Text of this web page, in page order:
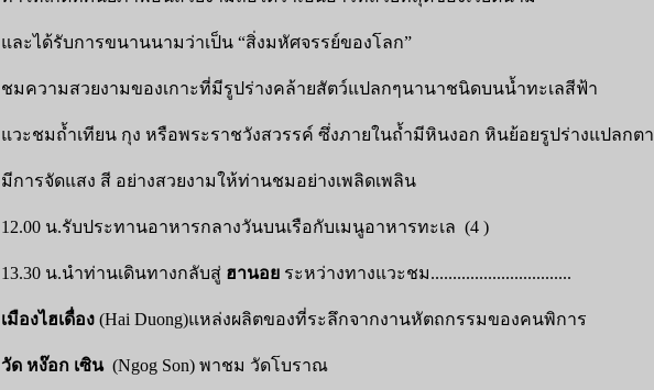
และได้รับการขนานนามว่าเป็น “สิ่งมหัศจรรย์ของโลก”
ชมความสวยงามของเกาะที่มีรูปร่างคล้ายสัตว์แปลกๆนานาชนิดบนน้ำทะเลสีฟ้า
แวะชมถ้ำเทียน กุง หรือพระราชวังสวรรค์ ซึ่งภายในถ้ำมีหินงอก หินย้อยรูปร่างแปลกตา
มีการจัดแสง สี อย่างสวยงามให้ท่านชมอย่างเพลิดเพลิน
12.00 น.รับประทานอาหารกลางวันบนเรือกับเมนูอาหารทะเล (4 )
13.30 น.นำท่านเดินทางกลับสู่ ฮานอย ระหว่างทางแวะชม................................
เมืองไฮเดื่อง (Hai Duong)แหล่งผลิตของที่ระลึกจากงานหัตถกรรมของคนพิการ
วัด หง๊อก เซิน (Ngog Son) พาชม วัดโบราณ